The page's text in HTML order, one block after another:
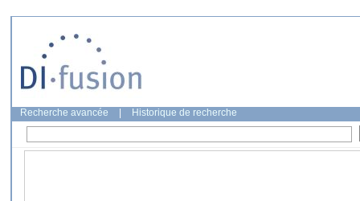
Recherche avancée Historique de recherche